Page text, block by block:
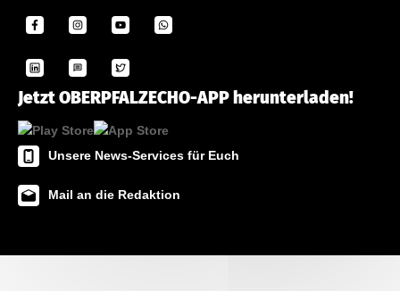
Jetzt OBERPFALZECHO-APP herunterladen!
Unsere News-Services für Euch
Mail an die Redaktion